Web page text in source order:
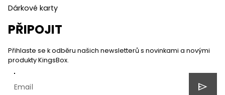
Dárkové karty
PŘIPOJIT
Přihlaste se k odběru našich newsletterů s novinkami a novými
produkty KingsBox.
send